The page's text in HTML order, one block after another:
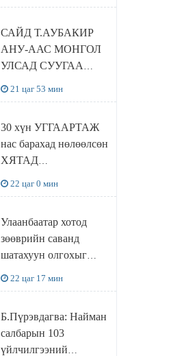
САЙД Т.АУБАКИР
АНУ-ААС МОНГОЛ
УЛСАД СУУГАА
ХҮЛЭЭН АВЧ
УУЛЗЛАА
21 цаг 53 мин
30 хүн УГГААРТАЖ
нас барахад нөлөөлсөн
ХЯТАД
худалдаж авахаар
болжээ
22 цаг 0 мин
Улаанбаатар хотод
зөөврийн саванд
шатахуун олгохыг
22 цаг 17 мин
Б.Пүрэвдагва: Найман
салбарын 103
үйлчилгээний